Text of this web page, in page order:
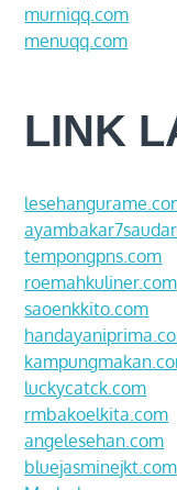
murniqq.com
menuqq.com
LINK
tempongpns.com
roemahkuliner.com
saoenkkito.com
luckycatck.com
rmbakoelkita.com
angelesehan.com
bluejasminejkt.com